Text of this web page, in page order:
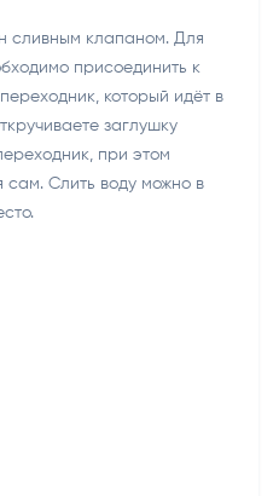
сливным клапаном. Для
присоединить к
который идёт в
заглушку
при этом
сам. Слить воду можно в